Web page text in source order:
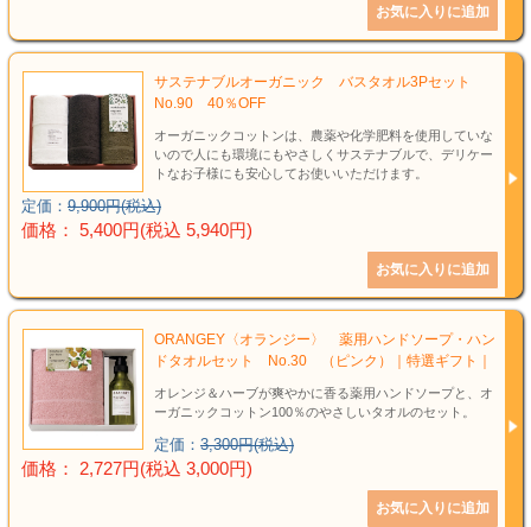
サステナブルオーガニック バスタオル3Pセット
No.90 40％OFF
オーガニックコットンは、農薬や化学肥料を使用していな
いので人にも環境にもやさしくサステナブルで、デリケー
トなお子様にも安心してお使いいただけます。
定価： 9,900円(税込)
価格： 5,400円(税込 5,940円)
ORANGEY〈オランジー〉 薬用ハンドソープ・ハン
ドタオルセット No.30 （ピンク）｜特選ギフト｜
オレンジ＆ハーブが爽やかに香る薬用ハンドソープと、オ
ーガニックコットン100％のやさしいタオルのセット。
定価： 3,300円(税込)
価格： 2,727円(税込 3,000円)